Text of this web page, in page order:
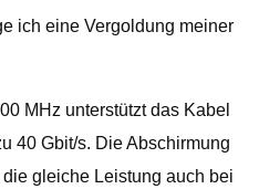
ich eine Vergoldung meiner
MHz unterstützt das Kabel
40 Gbit/s. Die Abschirmung
gleiche Leistung auch bei